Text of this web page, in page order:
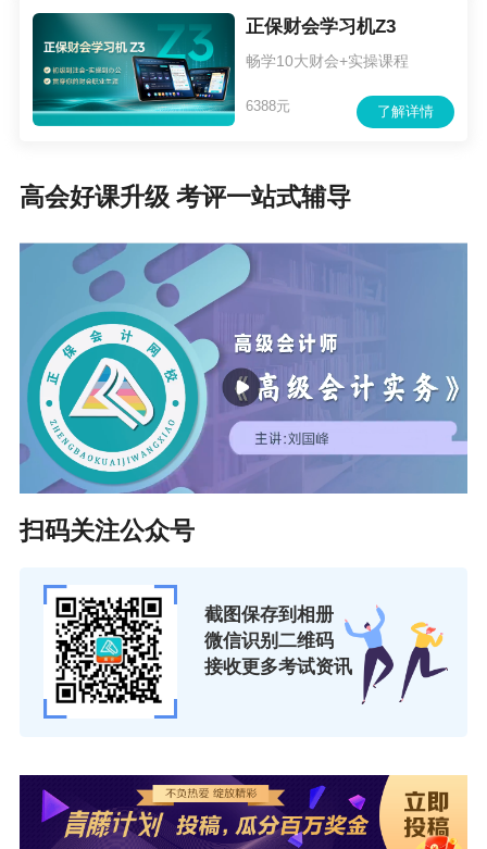
正保财会学习机Z3
畅学10大财会+实操课程
了解详情
6388元
高会好课升级 考评一站式辅导
扫码关注公众号
截图保存到相册
微信识别二维码
接收更多考试资讯